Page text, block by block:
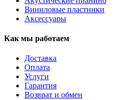
Виниловые пластинки
Аксессуары
Как мы работаем
Доставка
Оплата
Услуги
Гарантия
Возврат и обмен